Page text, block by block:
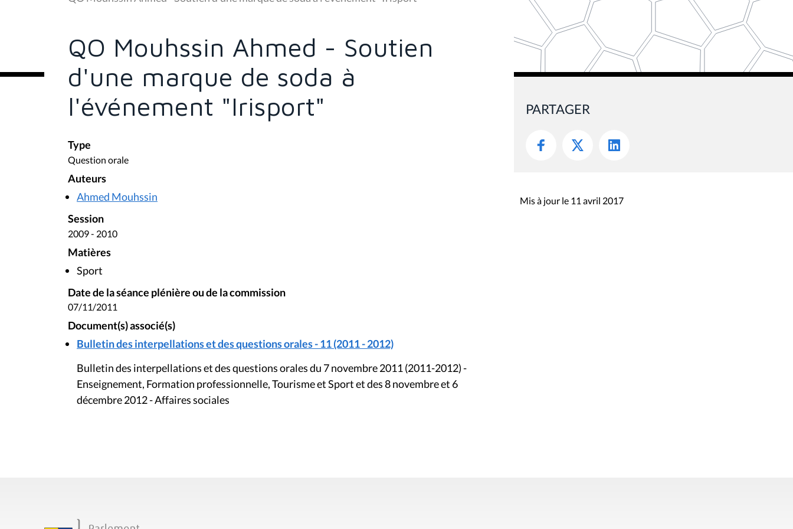
sQO Mouhssin Ahmed - Soutien
d'une marque de soda à
l'événement "Irisport"
Type
Question orale
Auteurs
Ahmed Mouhssin
Session
2009 - 2010
Matières
Sport
Date de la séance plénière ou de la commission
07/11/2011
Document(s) associé(s)
Bulletin des interpellations et des questions orales - 11 (2011 - 2012)
Bulletin des interpellations et des questions orales du 7 novembre 2011 (2011-2012) -
Enseignement, Formation professionnelle, Tourisme et Sport et des 8 novembre et 6
décembre 2012 - Affaires sociales
PARTAGER
Mis à jour le 11 avril 2017